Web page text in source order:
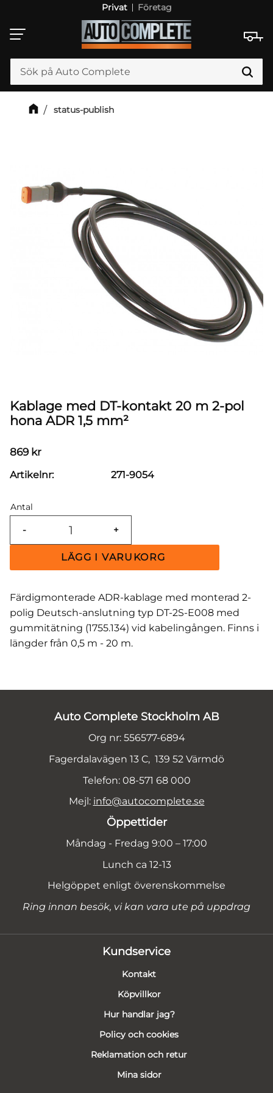
Meny
Privat Företag
status-publish
Kablage med DT-kontakt 20 m 2-pol
hona ADR 1,5 mm²
869kr
Antal
+
-
Artikelnr 271-9054
Färdigmonterade ADR-kablage med monterad 2-
polig Deutsch-anslutning typ DT-2S-E008 med
gummitätning (1755.134) vid kabelingången. Finns i
längder från 0,5 m - 20 m.
Auto Complete Stockholm AB
Org nr: 556577-6894
Fagerdalavägen 13 C, 139 52 Värmdö
Telefon: 08-571 68 000
Mejl: info@autocomplete.se
Öppettider
Måndag - Fredag 9:00 – 17:00
Lunch ca 12-13
Helgöppet enligt överenskommelse
Ring innan besök, vi kan vara ute på uppdrag
Kundservice
Kontakt
Köpvillkor
Hur handlar jag?
Policy och cookies
Reklamation och retur
Mina sidor